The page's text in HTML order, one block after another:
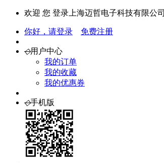
欢迎 您 登录上海迈哲电子科技有限公司
你好，请登录 免费注册
◇用户中心
我的订单
我的收藏
我的优惠券
◇手机版